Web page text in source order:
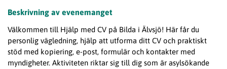
Beskrivning av evenemanget
Välkommen till Hjälp med CV på Bilda i Älvsjö! Här får du
personlig vägledning, hjälp att utforma ditt CV och praktiskt
stöd med kopiering, e-post, formulär och kontakter med
myndigheter. Aktiviteten riktar sig till dig som är asylsökande